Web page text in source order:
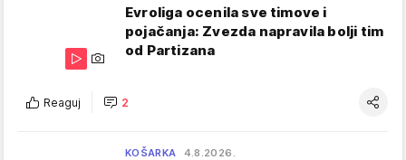
Evroliga ocenila sve timove i
pojačanja: Zvezda napravila bolji tim
od Partizana
Reaguj 2
KOŠARKA 4.8.2026.